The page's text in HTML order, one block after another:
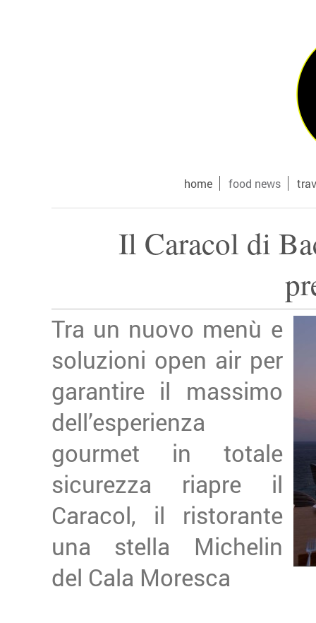
home food news
Il Caracol di
Tra un nuovo menù e
soluzioni open air per
garantire il massimo
dell’esperienza
gourmet in totale
sicurezza riapre il
Caracol, il ristorante
una stella Michelin
del Cala Moresca